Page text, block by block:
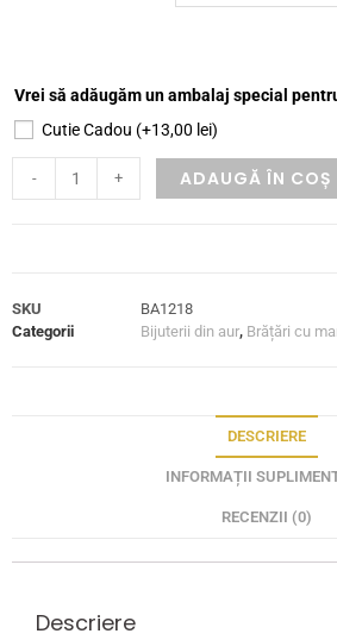
Vrei să adăugăm un ambalaj special
Cutie Cadou (+13,00 lei)
- + ADAUGĂ ÎN COȘ
SKU
BA1218
Categorii
Bijuterii din aur, Brățări cu
DESCRIERE
INFORMAȚII
RECENZII (0)
Descriere